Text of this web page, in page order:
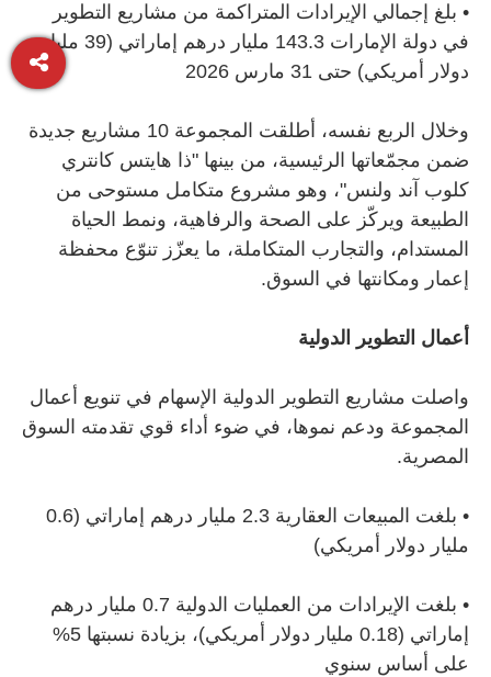
• بلغ إجمالي الإيرادات المتراكمة من مشاريع التطوير
في دولة الإمارات 143.3 مليار درهم إماراتي (39 مليار
دولار أمريكي) حتى 31 مارس 2026
وخلال الربع نفسه، أطلقت المجموعة 10 مشاريع جديدة
ضمن مجمّعاتها الرئيسية، من بينها "ذا هايتس كانتري
كلوب آند ولنس"، وهو مشروع متكامل مستوحى من
الطبيعة ويركّز على الصحة والرفاهية، ونمط الحياة
المستدام، والتجارب المتكاملة، ما يعزّز تنوّع محفظة
إعمار ومكانتها في السوق.
أعمال التطوير الدولية
واصلت مشاريع التطوير الدولية الإسهام في تنويع أعمال
المجموعة ودعم نموها، في ضوء أداء قوي تقدمته السوق
المصرية.
•
بلغت المبيعات العقارية 2.3 مليار درهم إماراتي (0.6
مليار دولار أمريكي)
•
بلغت الإيرادات من العمليات الدولية 0.7 مليار درهم
إماراتي (0.18 مليار دولار أمريكي)، بزيادة نسبتها 5%
على أساس سنوي